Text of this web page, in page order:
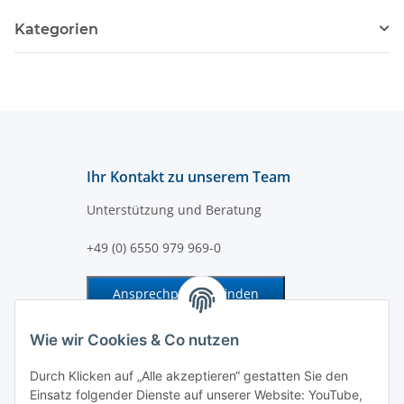
Wie wir Cookies & Co nutzen
Durch Klicken auf „Alle akzeptieren“ gestatten Sie den
Einsatz folgender Dienste auf unserer Website: YouTube,
Kategorien
Ihr Kontakt zu unserem Team
Unterstützung und Beratung
+49 (0) 6550 979 969-0
Ansprechpartner finden
Information und Service
Zahlung und Versand